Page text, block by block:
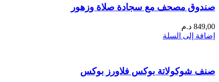
صندوق مصحف مع سجادة صلاة وزهور
849,00 د.م
إضافة إلى السلة
صنف شوكولاتة بوكس فلاورز بوكس